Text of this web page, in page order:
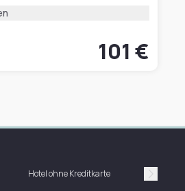
101 €
Hotel ohne Kreditkarte